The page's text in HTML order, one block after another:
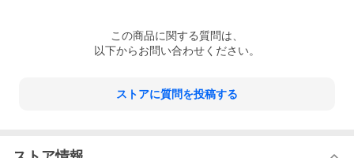
この商品に関する質問は、
以下からお問い合わせください。
ストアに質問を投稿する